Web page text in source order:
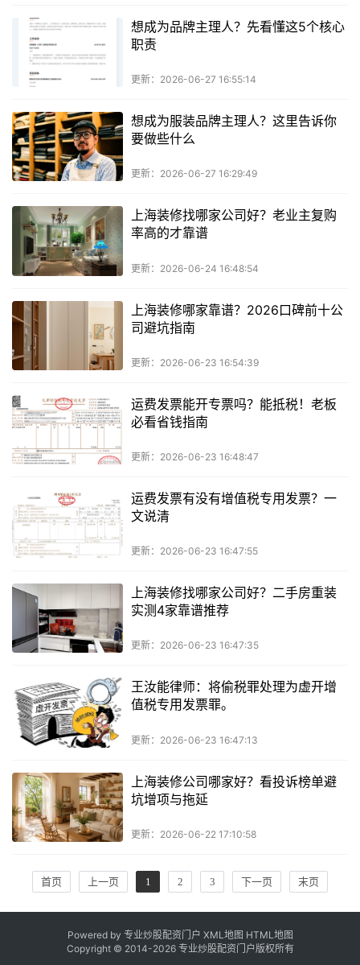
想成为品牌主理人？先看懂这5个核心
职责
更新：2026-06-27 16:55:14
想成为服装品牌主理人？这里告诉你
要做些什么
更新：2026-06-27 16:29:49
上海装修找哪家公司好？老业主复购
率高的才靠谱
更新：2026-06-24 16:48:54
上海装修哪家靠谱？2026口碑前十公
司避坑指南
更新：2026-06-23 16:54:39
运费发票能开专票吗？能抵税！老板
必看省钱指南
更新：2026-06-23 16:48:47
运费发票有没有增值税专用发票？一
文说清
更新：2026-06-23 16:47:55
上海装修找哪家公司好？二手房重装
实测4家靠谱推荐
更新：2026-06-23 16:47:35
王汝能律师：将偷税罪处理为虚开增
值税专用发票罪。
更新：2026-06-23 16:47:13
上海装修公司哪家好？看投诉榜单避
坑增项与拖延
更新：2026-06-22 17:10:58
首页 上一页 1 2 3 下一页 末页
Powered by 专业炒股配资门户 XML地图 HTML地图
Copyright © 2014-2026 专业炒股配资门户版权所有